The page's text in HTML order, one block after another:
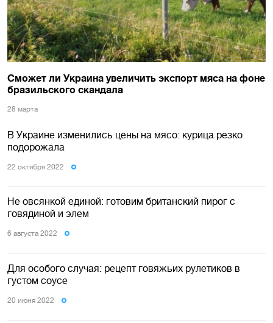
Сможет ли Украина увеличить экспорт мяса на фоне
бразильского скандала
28 марта
В Украине изменились цены на мясо: курица резко
подорожала
22 октября 2022
Не овсянкой единой: готовим британский пирог с
говядиной и элем
6 августа 2022
Для особого случая: рецепт говяжьих рулетиков в
густом соусе
20 июня 2022